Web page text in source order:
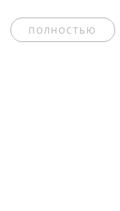
ПОЛНОСТЬЮ